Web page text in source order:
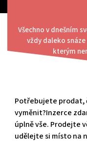
contentVšechno v dnešním
vždy daleko
kterým
Menu
Kupte si
Potřebujete prodat,
vyměnit?Inzerce
úplně vše. Prodejte
udělejte si místo na